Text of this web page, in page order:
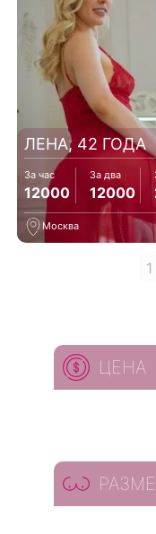
ЛЕНА, 42 ГОДА
За час
12000
За два
12000
Москва
1
ЦЕНА